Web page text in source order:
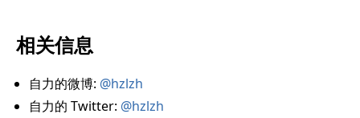
相关信息
自力的微博: @hzlzh
自力的 Twitter: @hzlzh